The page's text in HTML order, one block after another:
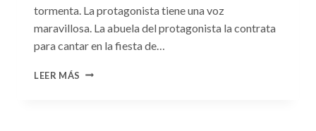
tormenta. La protagonista tiene una voz
maravillosa. La abuela del protagonista la contrata
para cantar en la fiesta de…
LEER MÁS CONSULTA